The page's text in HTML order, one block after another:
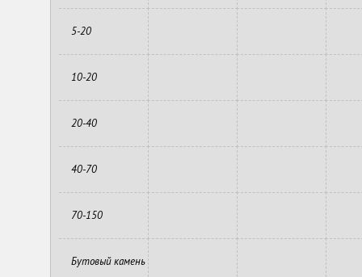
5-20
10-20
20-40
40-70
70-150
Бутовый камень